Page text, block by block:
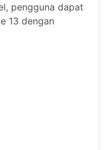
pengguna dapat
13 dengan